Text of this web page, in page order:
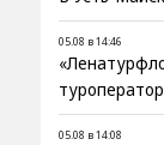
05.08 в 14:46
05.08 в 14:08